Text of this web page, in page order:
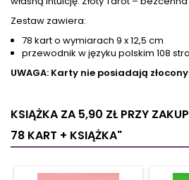
Zestaw zawiera:
78 kart o wymiarach 9 x 12,5 cm
przewodnik w języku polskim 108
UWAGA: Karty nie posiadają
KSIĄŻKA ZA 5,90 ZŁPRZY
78 KART + KSIĄŻKA"